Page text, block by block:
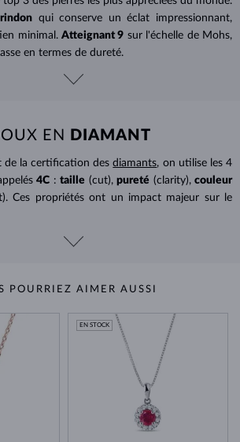
qui conserve un éclat impressionnant,
minimal. Atteignant 9 sur l'échelle de Mohs,
en termes de dureté.
EN DIAMANT
de la certification desdiamants, on utilise les 4
4C : taille (cut), pureté (clarity), couleur
Ces propriétés ont un impact majeur sur le
POURRIEZ AIMER AUSSI
EN STOCK